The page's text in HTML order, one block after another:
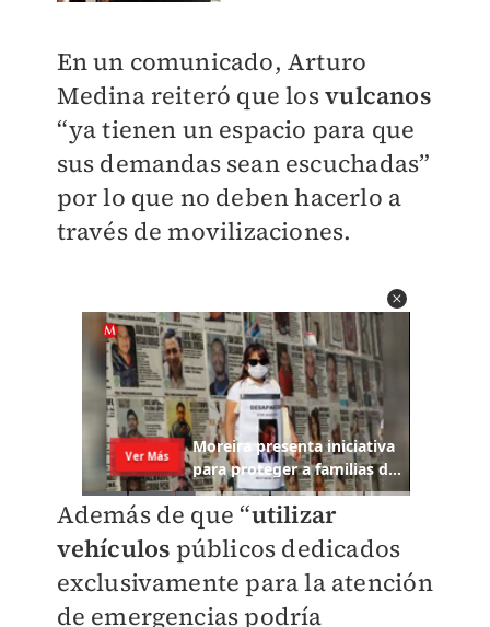
En un comunicado, Arturo
Medina reiteró que losvulcanos
“ya tienen un espacio para que
sus demandas sean escuchadas”
por lo que no deben hacerlo a
través de movilizaciones.
Además de que “utilizar
vehículos públicos dedicados
exclusivamente para la atención
de emergencias podría